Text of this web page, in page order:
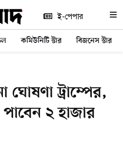
ই-পেপার
কমিউনিটি স্টার বিজনেস স্টার
ঘোষণা ট্রাম্পের,
পাবেন ২ হাজার